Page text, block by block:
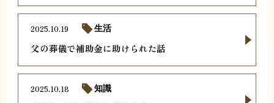
父の葬儀で補助金に助けられた話
2025.10.19 生活
2025.10.18 知識